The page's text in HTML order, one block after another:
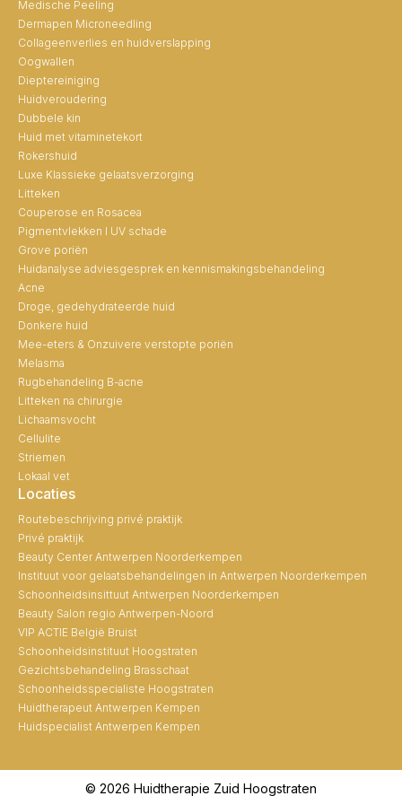
Medische Peeling
Dermapen Microneedling
Collageenverlies en huidverslapping
Oogwallen
Dieptereiniging
Huidveroudering
Dubbele kin
Huid met vitaminetekort
Rokershuid
Luxe Klassieke gelaatsverzorging
Litteken
Couperose en Rosacea
Pigmentvlekken I UV schade
Grove poriën
Huidanalyse adviesgesprek en kennismakingsbehandeling
Acne
Droge, gedehydrateerde huid
Donkere huid
Mee-eters & Onzuivere verstopte poriën
Melasma
Rugbehandeling B-acne
Litteken na chirurgie
Lichaamsvocht
Cellulite
Striemen
Lokaal vet
Locaties
Routebeschrijving privé praktijk
Privé praktijk
Beauty Center Antwerpen Noorderkempen
Instituut voor gelaatsbehandelingen in Antwerpen Noorderkempen
Schoonheidsinsittuut Antwerpen Noorderkempen
Beauty Salon regio Antwerpen-Noord
VIP ACTIE België Bruist
Schoonheidsinstituut Hoogstraten
Gezichtsbehandeling Brasschaat
Schoonheidsspecialiste Hoogstraten
Huidtherapeut Antwerpen Kempen
Huidspecialist Antwerpen Kempen
© 2026 Huidtherapie Zuid Hoogstraten